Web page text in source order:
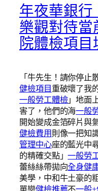
年夜華銀行
樂觀對待
院體檢項目
「牛先生！請你停
健檢項目重破壞了我
一般勞工體檢」地面
害了，他們的海一般
開始變成金箔碎片與
健檢費用則像一把知
管理中心座的藍光中
的精確交點」一般勞
蕾絲絲帶拋向全身健
美學，中和牛土豪的